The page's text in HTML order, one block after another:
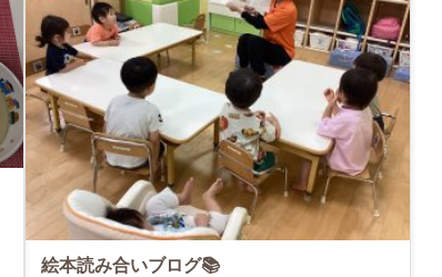
絵本読み合いブログ📚